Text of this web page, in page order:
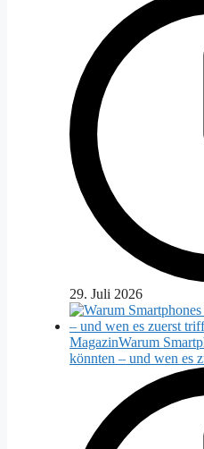
29. Juli 2026
MagazinWarum
könnten – und wen es